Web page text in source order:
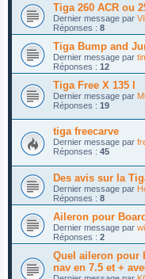
Tiga 260 ACR ou
Dernier message par
Réponses : 8
Tiga Bump and
Dernier message par
Réponses : 12
Tiga Free X 135 l
Dernier message par
Réponses : 19
tiga freecarve
Dernier message par
Réponses : 45
Des avis sur la
Dernier message par
Réponses : 8
Aileron pour
Dernier message par
Réponses : 2
Quel aileron pour
nav en 7.5 et +